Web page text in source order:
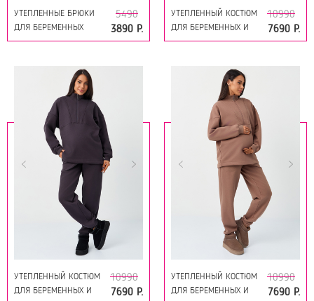
УТЕПЛЕННЫЕ БРЮКИ
ДЛЯ БЕРЕМЕННЫХ
19278 ГРАФИТ
5490
3890 Р.
УТЕПЛЕННЫЙ КОСТЮМ
ДЛЯ БЕРЕМЕННЫХ И
КОРМЯЩИХ 17315
10990
7690 Р.
УТЕПЛЕННЫЙ КОСТЮМ
ДЛЯ БЕРЕМЕННЫХ И
10990
7690 Р.
УТЕПЛЕННЫЙ КОСТЮМ
ДЛЯ БЕРЕМЕННЫХ И
10990
7690 Р.